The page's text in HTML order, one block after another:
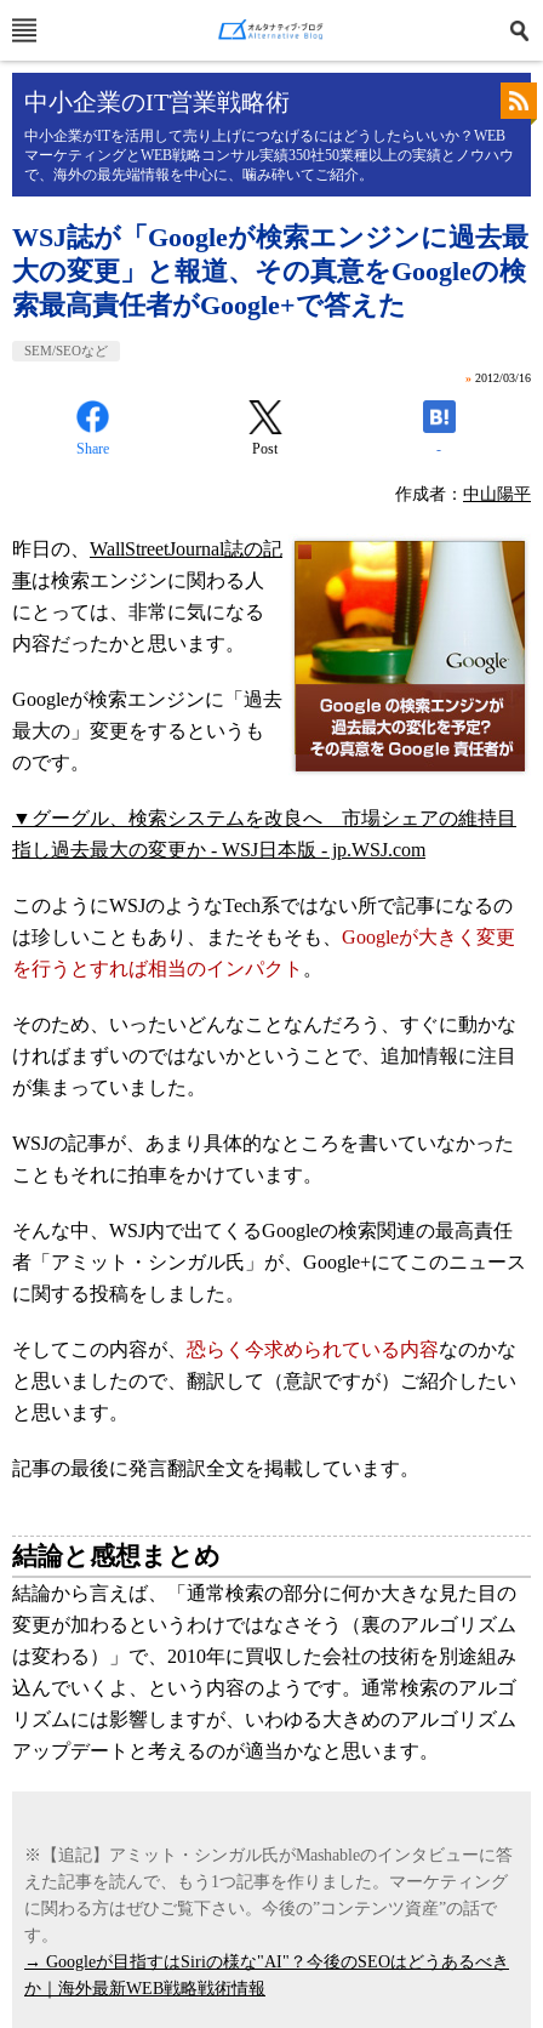
中小企業のIT営業戦略術
中小企業がITを活用して売り上げにつなげるにはどうしたらいいか？WEB
マーケティングとWEB戦略コンサル実績350社50業種以上の実績とノウハウ
で、海外の最先端情報を中心に、噛み砕いてご紹介。
WSJ誌が「Googleが検索エンジンに過去最
大の変更」と報道、その真意をGoogleの検
索最高責任者がGoogle+で答えた
SEM/SEOなど
» 2012/03/16
Share Post -
作成者： 中山陽平
昨日の、 WallStreetJournal誌の記
事は検索エンジンに関わる人
にとっては、非常に気になる
内容だったかと思います。
Googleが検索エンジンに「過去
最大の」変更をするというも
のです。
▼グーグル、検索システムを改良へ 市場シェアの維持目
指し過去最大の変更か - WSJ日本版 - jp.WSJ.com
このようにWSJのようなTech系ではない所で記事になるの
は珍しいこともあり、またそもそも、 Googleが大きく変更
を行うとすれば相当のインパクト 。
そのため、いったいどんなことなんだろう、すぐに動かな
ければまずいのではないかということで、追加情報に注目
が集まっていました。
WSJの記事が、あまり具体的なところを書いていなかった
こともそれに拍車をかけています。
そんな中、WSJ内で出てくるGoogleの検索関連の最高責任
者「アミット・シンガル氏」が、Google+にてこのニュース
に関する投稿をしました。
そしてこの内容が、 恐らく今求められている内容なのかな
と思いましたので、翻訳して（意訳ですが）ご紹介したい
と思います。
記事の最後に発言翻訳全文を掲載しています。
結論と感想まとめ
結論から言えば、「通常検索の部分に何か大きな見た目の
変更が加わるというわけではなさそう（裏のアルゴリズム
は変わる）」で、2010年に買収した会社の技術を別途組み
込んでいくよ、という内容のようです。通常検索のアルゴ
リズムには影響しますが、いわゆる大きめのアルゴリズム
アップデートと考えるのが適当かなと思います。
※【追記】アミット・シンガル氏がMashableのインタビューに答
えた記事を読んで、もう1つ記事を作りました。マーケティング
に関わる方はぜひご覧下さい。今後の”コンテンツ資産”の話で
す。
→ Googleが目指すはSiriの様な"AI"？今後のSEOはどうあるべき
か｜海外最新WEB戦略戦術情報